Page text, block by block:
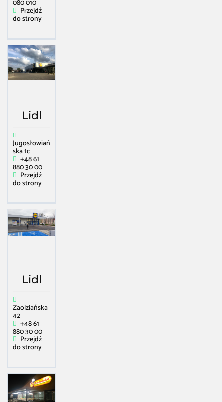
080 010
Przejdź
do strony
Lidl
Jugosłowiań
ska 1c
+48 61
880 30 00
Przejdź
do strony
Lidl
Zaolziańska
42
+48 61
880 30 00
Przejdź
do strony